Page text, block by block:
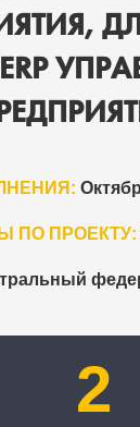
ПО ПРОЕКТУ:
2